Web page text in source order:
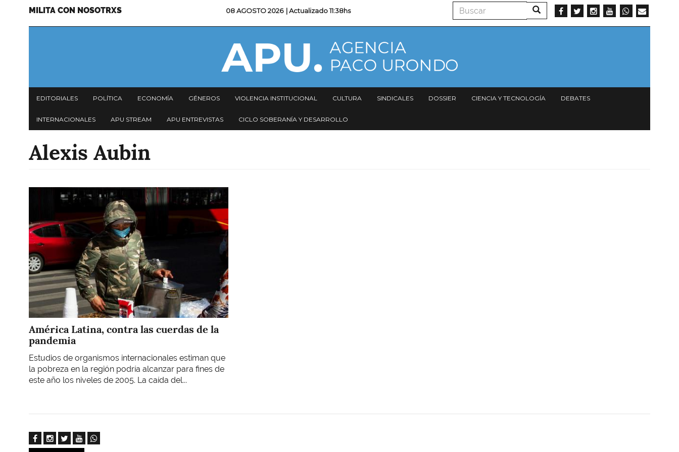
Menu
MILITA CON NOSOTRXS 08 AGOSTO 2026 | Actualizado11:38hs Buscar Buscar
Navegación
principal
EDITORIALES POLÍTICA ECONOMÍA GÉNEROS VIOLENCIA INSTITUCIONAL CULTURA SINDICALES DOSSIER CIENCIA Y TECNOLOGÍA DEBATES
INTERNACIONALES APU STREAM APU ENTREVISTAS CICLO SOBERANÍA Y DESARROLLO
Alexis Aubin
América Latina, contra las cuerdas de la
pandemia
Estudios de organismos internacionales estiman que
la pobreza en la región podría alcanzar para fines de
este año los niveles de 2005. La caída del...